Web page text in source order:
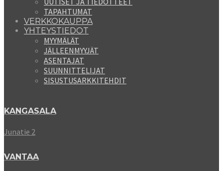
TAPAHTUMAT
VERKKOKAUPPA
YHTEYSTIEDOT
MYYMÄLÄT
JÄLLEENMYYJÄT
ASENTAJAT
SUUNNITTELIJAT
SISUSTUSARKKITEHDIT
KANGASALA
Junatie 2
VANTAA